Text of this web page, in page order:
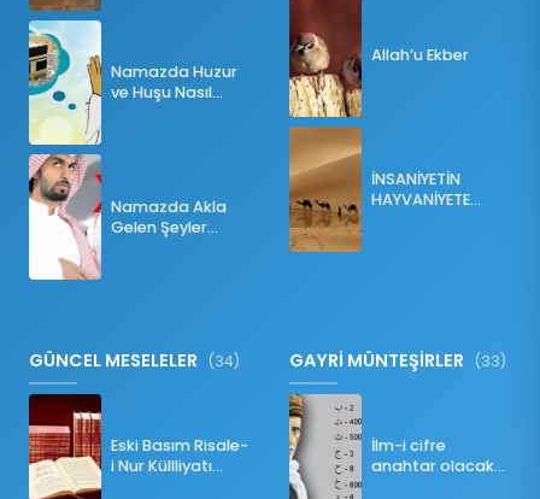
Namazda Huzur
ve Huşu Nasıl
Namazda Akla
Gelen Şeyler
Allah’u Ekber
İNSANİYETİN
HAYVANİYETE
GÜNCEL MESELELER (34)
Eski Basım Risale-
i Nur Küllliyatı
GAYRİ MÜNTEŞİRLER (33)
İlm-i cifre
anahtar olacak